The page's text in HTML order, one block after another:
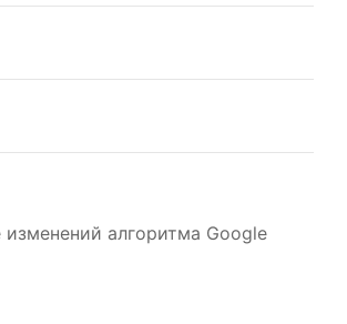
алгоритма Google